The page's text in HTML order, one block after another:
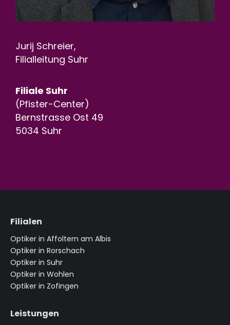
Jurij Schreier,
Filialleitung Suhr
Filiale Suhr
(Pfister-Center)
Bernstrasse Ost 49
5034 Suhr
Filialen
Optiker in Affoltern am Albis
Optiker in Rorschach
Optiker in Suhr
Optiker in Wohlen
Optiker in Zofingen
Leistungen